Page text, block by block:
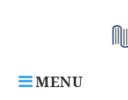
MENU